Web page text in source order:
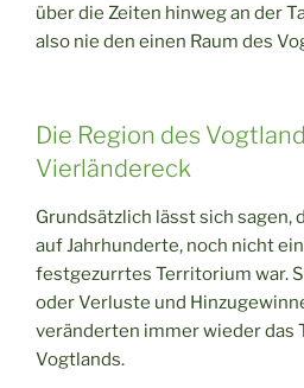
über die Zeiten hinweg an der
also nie den einen Raum des
Die Region des
Vierländereck
Grundsätzlich lässt sich sagen,
auf Jahrhunderte, noch nicht
festgezurrtes Territorium war.
oder Verluste und
veränderten immer wieder das
Vogtlands.